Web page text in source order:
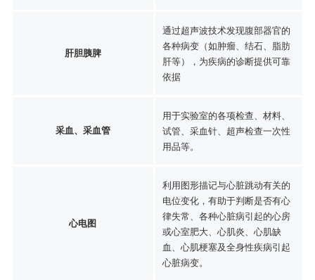
肝胆胰脾
通过超声波技术发现腹部器官的
各种病变（如肿瘤、结石、脂肪
肝等），为疾病的诊断提供可靠
依据
采血、采血管
用于实验室的各项检查、材料、
试管、采血针、超声检查一次性
用品等。
心电图
利用图形描记与心脏跳动有关的
电位变化，有助于判断是否有心
律失常、各种心脏病引起的心房
或心室肥大、心肌炎、心肌缺
血、心肌梗塞及全身性疾病引起
心脏病变。